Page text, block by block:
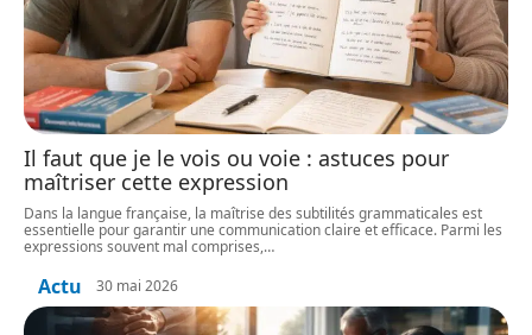
Il faut que je le vois ou voie : astuces pour
maîtriser cette expression
Dans la langue française, la maîtrise des subtilités grammaticales est
essentielle pour garantir une communication claire et efficace. Parmi les
expressions souvent mal comprises,…
Actu 30 mai 2026